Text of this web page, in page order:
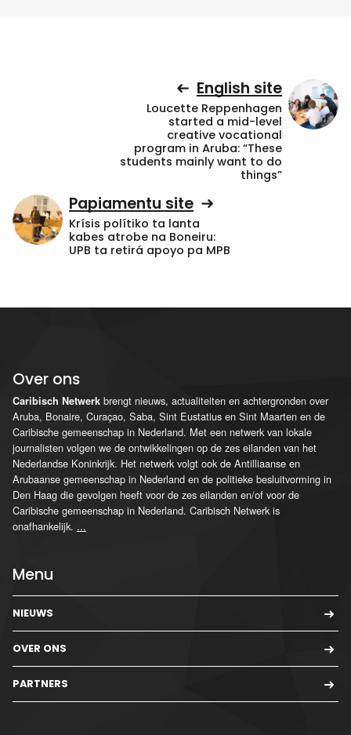
English site
Loucette Reppenhagen
started a mid-level
creative vocational
program in Aruba: “These
students mainly want to do
things”
Papiamentu site
Krísis polítiko ta lanta
kabes atrobe na Boneiru:
UPB ta retirá apoyo pa MPB
Over ons
Caribisch Netwerk brengt nieuws, actualiteiten en achtergronden over
Aruba, Bonaire, Curaçao, Saba, Sint Eustatius en Sint Maarten en de
Caribische gemeenschap in Nederland. Met een netwerk van lokale
journalisten volgen we de ontwikkelingen op de zes eilanden van het
Nederlandse Koninkrijk. Het netwerk volgt ook de Antilliaanse en
Arubaanse gemeenschap in Nederland en de politieke besluitvorming in
Den Haag die gevolgen heeft voor de zes eilanden en/of voor de
Caribische gemeenschap in Nederland. Caribisch Netwerk is
onafhankelijk. ...
Menu
NIEUWS
OVER ONS
PARTNERS